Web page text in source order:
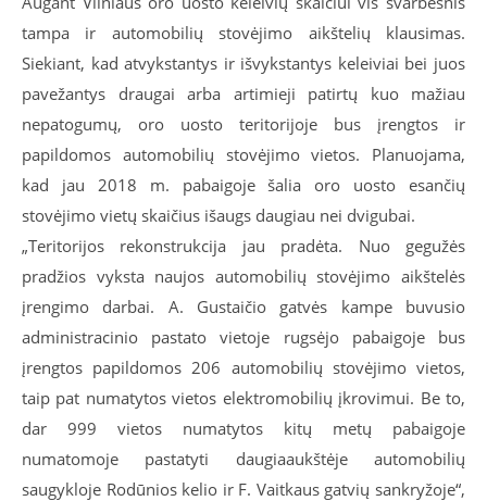
tampa ir automobilių stovėjimo aikštelių klausimas.
Siekiant, kad atvykstantys ir išvykstantys keleiviai bei juos
pavežantys draugai arba artimieji patirtų kuo mažiau
nepatogumų, oro uosto teritorijoje bus įrengtos ir
papildomos automobilių stovėjimo vietos. Planuojama,
kad jau 2018 m. pabaigoje šalia oro uosto esančių
stovėjimo vietų skaičius išaugs daugiau nei dvigubai.
„Teritorijos rekonstrukcija jau pradėta. Nuo gegužės
pradžios vyksta naujos automobilių stovėjimo aikštelės
įrengimo darbai. A. Gustaičio gatvės kampe buvusio
administracinio pastato vietoje rugsėjo pabaigoje bus
įrengtos papildomos 206 automobilių stovėjimo vietos,
taip pat numatytos vietos elektromobilių įkrovimui. Be to,
dar 999 vietos numatytos kitų metų pabaigoje
numatomoje pastatyti daugiaaukštėje automobilių
saugykloje Rodūnios kelio ir F. Vaitkaus gatvių sankryžoje“,